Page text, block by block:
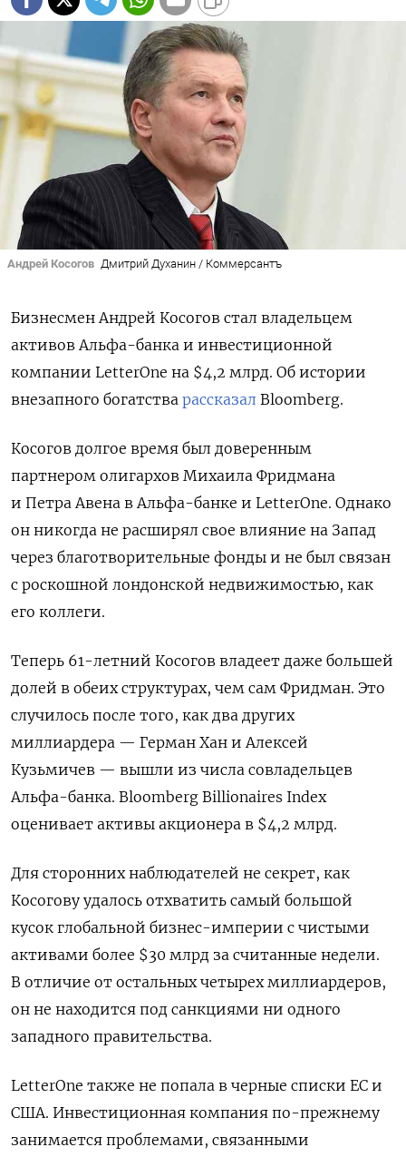
Андрей Косогов Дмитрий Духанин / Коммерсантъ
Бизнесмен Андрей Косогов стал владельцем
активов Альфа-банка и инвестиционной
компании LetterOne на $4,2 млрд. Об истории
внезапного богатства рассказал Bloomberg.
Косогов долгое время был доверенным
партнером олигархов Михаила Фридмана
и Петра Авена в Альфа-банке и LetterOne. Однако
он никогда не расширял свое влияние на Запад
через благотворительные фонды и не был связан
с роскошной лондонской недвижимостью, как
его коллеги.
Теперь 61-летний Косогов владеет даже большей
долей в обеих структурах, чем сам Фридман. Это
случилось после того, как два других
миллиардера — Герман Хан и Алексей
Кузьмичев — вышли из числа совладельцев
Альфа-банка. Bloomberg Billionaires Index
оценивает активы акционера в $4,2 млрд.
Для сторонних наблюдателей не секрет, как
Косогову удалось отхватить самый большой
кусок глобальной бизнес-империи с чистыми
активами более $30 млрд за считанные недели.
В отличие от остальных четырех миллиардеров,
он не находится под санкциями ни одного
западного правительства.
LetterOne также не попала в черные списки ЕС и
США. Инвестиционная компания по-прежнему
занимается проблемами, связанными